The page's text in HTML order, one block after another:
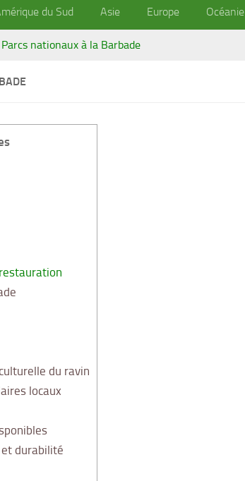
du Sud Asie Europe Océanie
Parcs nationaux à la Barbade
du ravin
locaux
durabilité